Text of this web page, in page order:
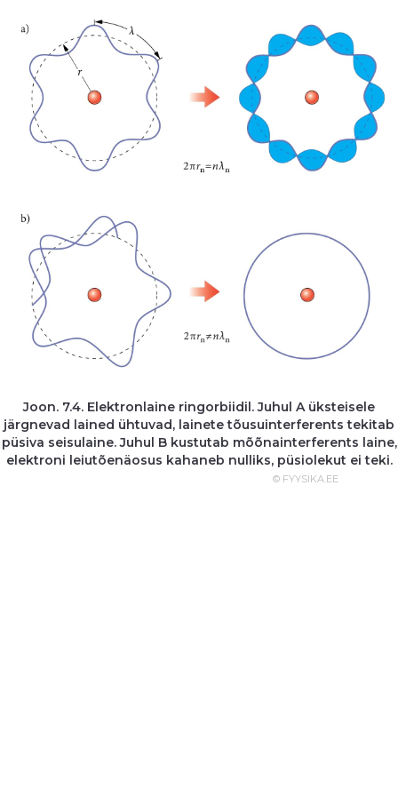
Joon. 7.4. Elektronlaine ringorbiidil. Juhul A üksteisele
järgnevad lained ühtuvad, lainete tõusuinterferents tekitab
püsiva seisulaine. Juhul B kustutab mõõnainterferents laine,
elektroni leiutõenäosus kahaneb nulliks, püsiolekut ei teki.
© FYYSIKA.EE